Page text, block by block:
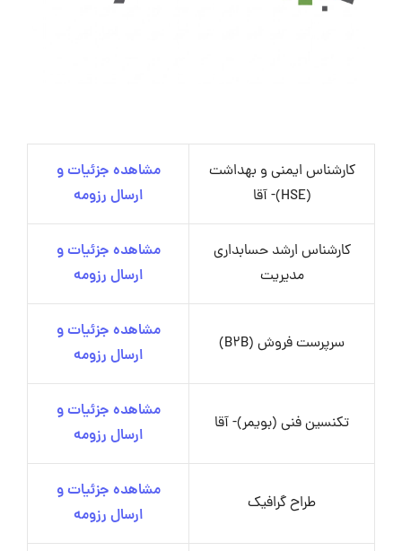
کارشناس ایمنی و بهداشت
(HSE)- آقا
مشاهده جزئیات و
ارسال رزومه
کارشناس ارشد حسابداری
مدیریت
مشاهده جزئیات و
ارسال رزومه
سرپرست فروش (B2B)
مشاهده جزئیات و
ارسال رزومه
تکنسین فنی (بویمر)- آقا
مشاهده جزئیات و
ارسال رزومه
طراح گرافیک
مشاهده جزئیات و
ارسال رزومه